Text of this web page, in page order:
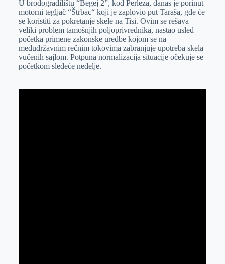
e
r
I
n
s
A
p
p
a
i
l
U brodogradilištu “Begej 2”, kod Perleza, danas je porinut
motorni tegljač “Štrbac“ koji je zaplovio put Taraša, gde će
se koristiti za pokretanje skele na Tisi. Ovim se rešava
veliki problem tamošnjih poljoprivrednika, nastao usled
početka primene zakonske uredbe kojom se na
međudržavnim rečnim tokovima zabranjuje upotreba skela
vučenih sajlom. Potpuna normalizacija situacije očekuje se
početkom sledeće nedelje.